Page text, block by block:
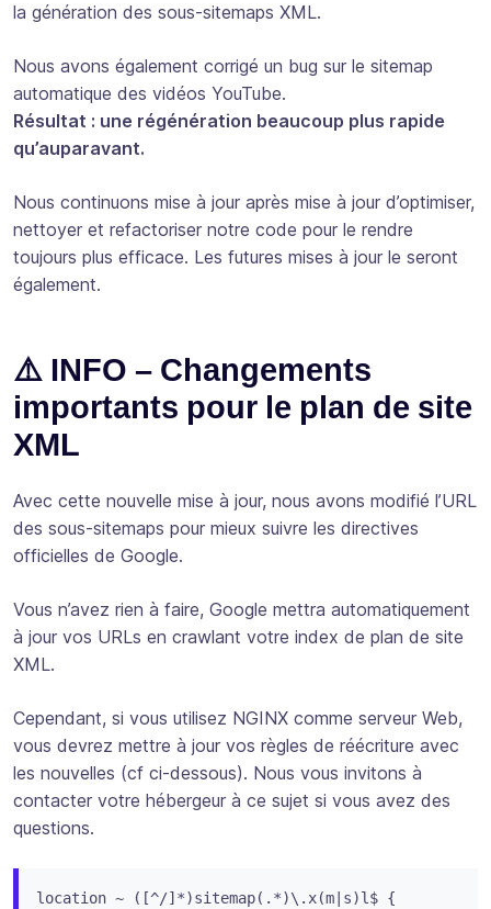
la génération des sous-sitemaps XML.
Nous avons également corrigé un bug sur le sitemap
automatique des vidéos YouTube.
Résultat : une régénération beaucoup plus rapide
qu’auparavant.
Nous continuons mise à jour après mise à jour d’optimiser,
nettoyer et refactoriser notre code pour le rendre
toujours plus efficace. Les futures mises à jour le seront
également.
⚠️ INFO – Changements
importants pour le plan de site
XML
Avec cette nouvelle mise à jour, nous avons modifié l’URL
des sous-sitemaps pour mieux suivre les directives
officielles de Google.
Vous n’avez rien à faire, Google mettra automatiquement
à jour vos URLs en crawlant votre index de plan de site
XML.
Cependant, si vous utilisez NGINX comme serveur Web,
vous devrez mettre à jour vos règles de réécriture avec
les nouvelles (cf ci-dessous). Nous vous invitons à
contacter votre hébergeur à ce sujet si vous avez des
questions.
location ~ ([^/]*)sitemap(.*)\.x(m|s)l$ {